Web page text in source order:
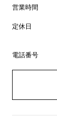
営業時間
定休日
電話番号